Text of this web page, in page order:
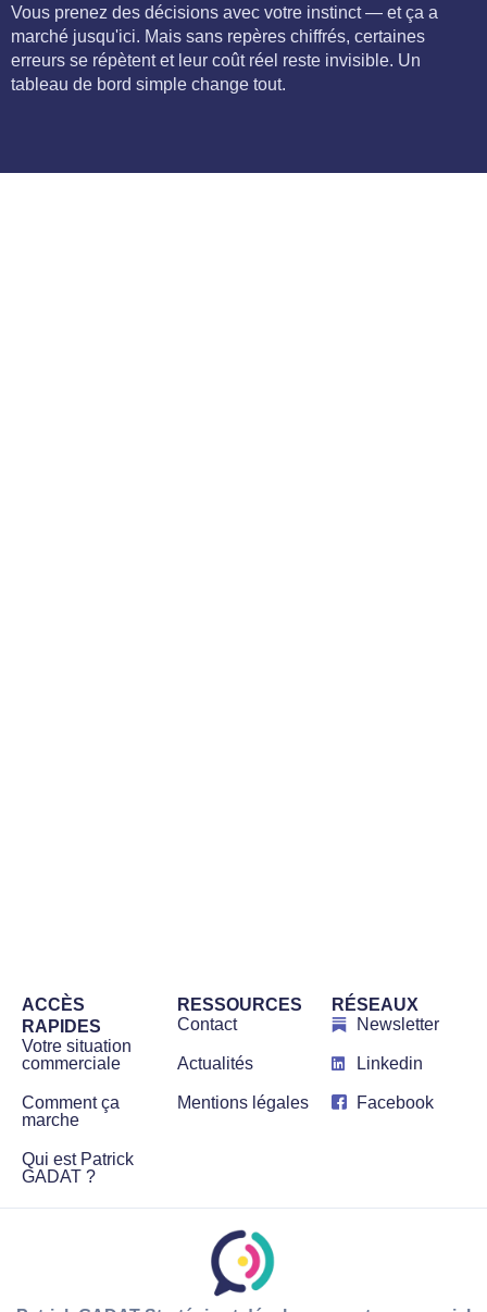
Vous prenez des décisions avec votre instinct — et ça a
marché jusqu'ici. Mais sans repères chiffrés, certaines
erreurs se répètent et leur coût réel reste invisible. Un
tableau de bord simple change tout.
ACCÈS
RAPIDES
Votre situation
commerciale
Comment ça
marche
Qui est Patrick
GADAT ?
RESSOURCES
Contact
Actualités
Mentions légales
RÉSEAUX
Newsletter
Linkedin
Facebook